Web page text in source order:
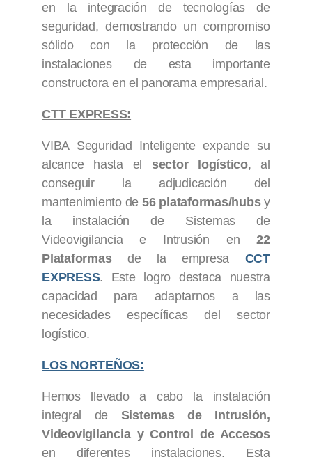
en la integración de tecnologías de
seguridad, demostrando un compromiso
sólido con la protección de las
instalaciones de esta importante
constructora en el panorama empresarial.
CTT EXPRESS:
VIBA Seguridad Inteligente expande su
alcance hasta el sector logístico, al
conseguir la adjudicación del
mantenimiento de 56 plataformas/hubsy
la instalación de Sistemas de
Videovigilancia e Intrusión en22
Plataformasde la empresa CCT
EXPRESS. Este logro destaca nuestra
capacidad para adaptarnos a las
necesidades específicas del sector
logístico.
LOS NORTEÑOS:
Hemos llevado a cabo la instalación
integral de Sistemas de Intrusión,
Videovigilancia y Control de Accesos
en diferentes instalaciones. Esta